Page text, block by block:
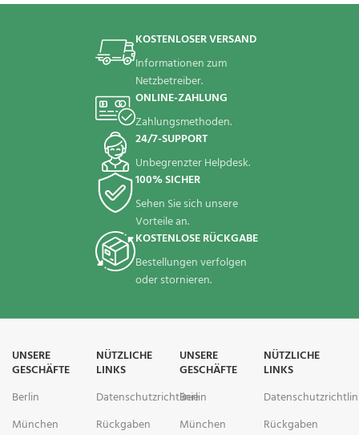
KOSTENLOSER VERSAND
Informationen zum
Netzbetreiber.
ONLINE-ZAHLUNG
Zahlungsmethoden.
24/7-SUPPORT
Unbegrenzter Helpdesk.
100% SICHER
Sehen Sie sich unsere
Vorteile an.
KOSTENLOSE RÜCKGABE
Bestellungen verfolgen
oder stornieren.
UNSERE
GESCHÄFTE
Berlin
München
NÜTZLICHE
LINKS
Datenschutzrichtlinie
Rückgaben
UNSERE
GESCHÄFTE
Berlin
München
NÜTZLICHE
LINKS
Rückgaben